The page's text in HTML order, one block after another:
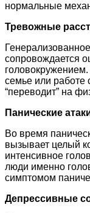
нормальные
Тревожные
сопровождается
семье или работе
“переводит” на
Панические
Во время
вызывает целый
интенсивное
люди именно
симптомом
Депрессивные